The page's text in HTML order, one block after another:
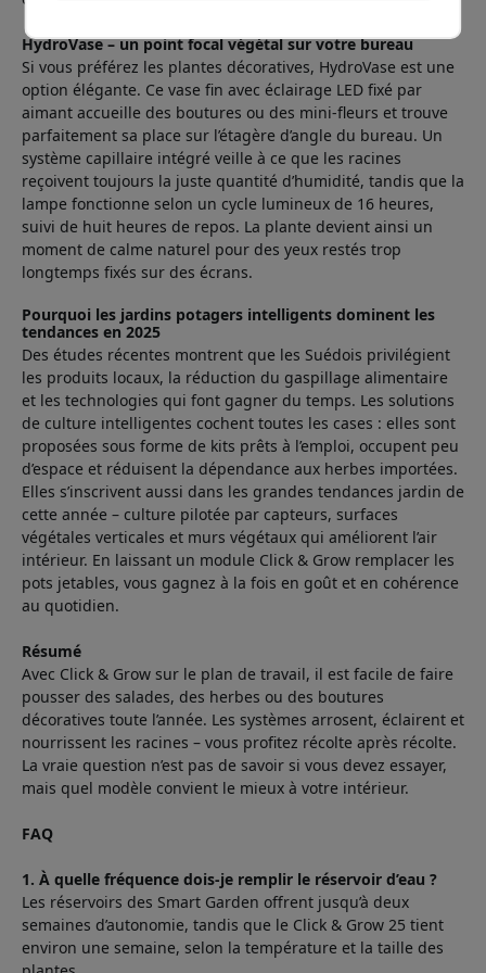
HydroVase – un point focal végétal sur votre bureau
Si vous préférez les plantes décoratives, HydroVase est une
option élégante. Ce vase fin avec éclairage LED fixé par
aimant accueille des boutures ou des mini-fleurs et trouve
parfaitement sa place sur l’étagère d’angle du bureau. Un
système capillaire intégré veille à ce que les racines
reçoivent toujours la juste quantité d’humidité, tandis que la
lampe fonctionne selon un cycle lumineux de 16 heures,
suivi de huit heures de repos. La plante devient ainsi un
moment de calme naturel pour des yeux restés trop
longtemps fixés sur des écrans.
Pourquoi les jardins potagers intelligents dominent les
tendances en 2025
Des études récentes montrent que les Suédois privilégient
les produits locaux, la réduction du gaspillage alimentaire
et les technologies qui font gagner du temps. Les solutions
de culture intelligentes cochent toutes les cases : elles sont
proposées sous forme de kits prêts à l’emploi, occupent peu
d’espace et réduisent la dépendance aux herbes importées.
Elles s’inscrivent aussi dans les grandes tendances jardin de
cette année – culture pilotée par capteurs, surfaces
végétales verticales et murs végétaux qui améliorent l’air
intérieur. En laissant un module Click & Grow remplacer les
pots jetables, vous gagnez à la fois en goût et en cohérence
au quotidien.
Résumé
Avec Click & Grow sur le plan de travail, il est facile de faire
pousser des salades, des herbes ou des boutures
décoratives toute l’année. Les systèmes arrosent, éclairent et
nourrissent les racines – vous profitez récolte après récolte.
La vraie question n’est pas de savoir si vous devez essayer,
mais quel modèle convient le mieux à votre intérieur.
FAQ
1. À quelle fréquence dois-je remplir le réservoir d’eau ?
Les réservoirs des Smart Garden offrent jusqu’à deux
semaines d’autonomie, tandis que le Click & Grow 25 tient
environ une semaine, selon la température et la taille des